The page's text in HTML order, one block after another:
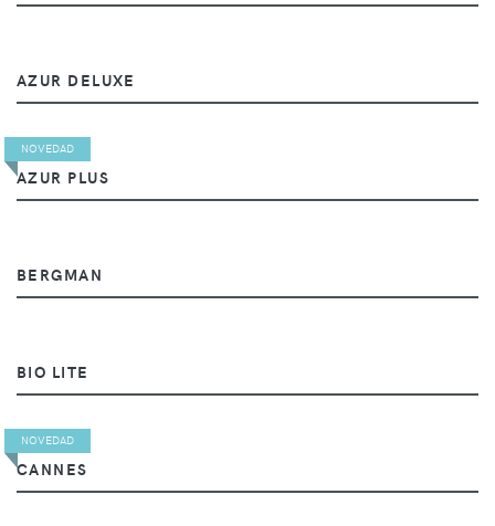
AZUR DELUXE
NOVEDAD
AZUR PLUS
BERGMAN
BIO LITE
NOVEDAD
CANNES